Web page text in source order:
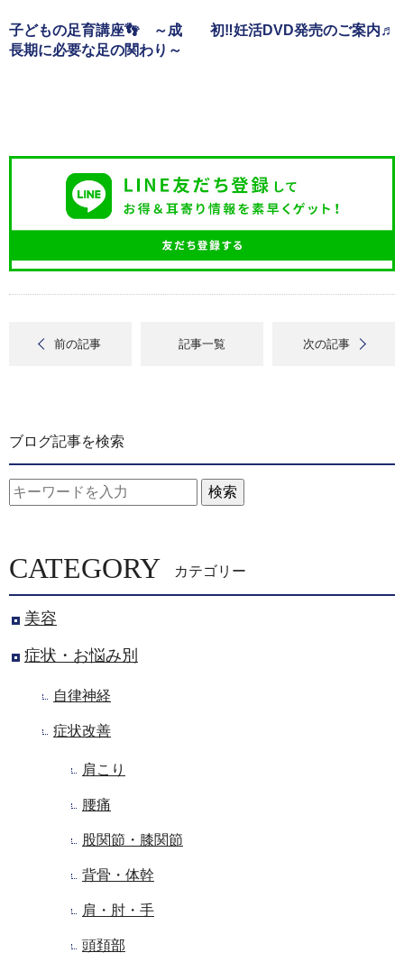
子どもの足育講座👣 ～成
長期に必要な足の関わり～
初‼︎妊活DVD発売のご案内♬
前の記事 記事一覧 次の記事
ブログ記事を検索
検索
CATEGORY カテゴリー
美容
症状・お悩み別
自律神経
症状改善
肩こり
腰痛
股関節・膝関節
背骨・体幹
肩・肘・手
頭頚部